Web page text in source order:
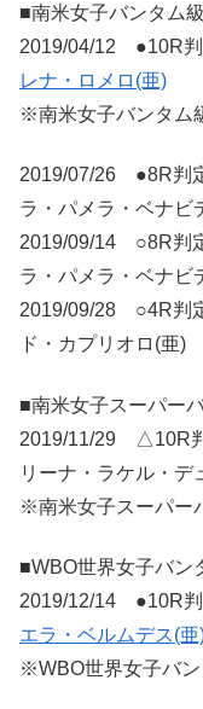
■南米女子バンタム
2019/04/12 ●10R
レナ・ロメロ(亜)
※南米女子バンタム
2019/07/26 ●8R判
ラ・パメラ・ベナビ
2019/09/14 ○8R判
ラ・パメラ・ベナビ
2019/09/28 ○4R判
ド・カプリオロ(亜)
■南米女子スーパー
2019/11/29 △10R
リーナ・ラケル・デ
※南米女子スーパー
■WBO世界女子バン
2019/12/14 ●10R
エラ・ベルムデス(亜
※WBO世界女子バ